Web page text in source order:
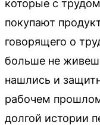
которые с
покупают
говорящего о
больше не
нашлись и
рабочем
долгой истории